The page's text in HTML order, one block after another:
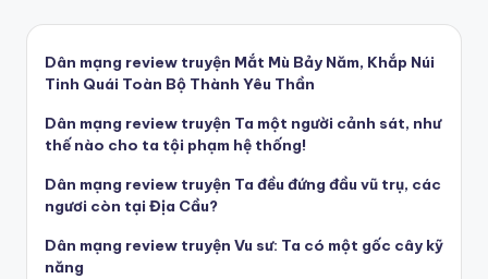
Dân mạng review truyện Mắt Mù Bảy Năm, Khắp Núi
Tinh Quái Toàn Bộ Thành Yêu Thần
Dân mạng review truyện Ta một người cảnh sát, như
thế nào cho ta tội phạm hệ thống!
Dân mạng review truyện Ta đều đứng đầu vũ trụ, các
ngươi còn tại Địa Cầu?
Dân mạng review truyện Vu sư: Ta có một gốc cây kỹ
năng